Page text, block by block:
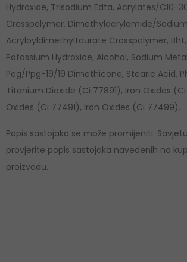
Hydroxide, Trisodium Edta, Acrylates/C10-
Crosspolymer, Dimethylacrylamide/Sodium
Acryloyldimethyltaurate Crosspolymer,
Potassium Hydroxide, Alcohol, Sodium
Peg/Ppg-19/19 Dimethicone, Stearic Acid,
Titanium Dioxide (Ci 77891), Iron Oxides
Oxides (Ci 77491), Iron Oxides (Ci 77499).
Popis sastojaka se može promijeniti.
provjerite popis sastojaka navedenih na
proizvodu.